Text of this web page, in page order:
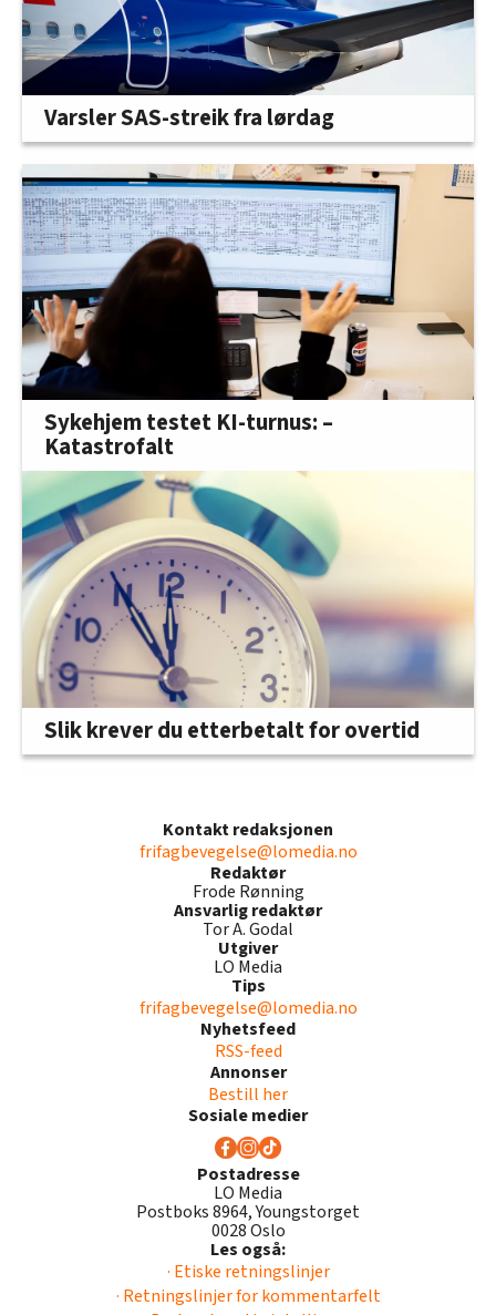
Varsler SAS-streik fra lørdag
Sykehjem testet KI-turnus: –
Katastrofalt
Slik krever du etterbetalt for overtid
Kontakt redaksjonen
frifagbevegelse@lomedia.no
Redaktør
Frode Rønning
Ansvarlig redaktør
Tor A. Godal
Utgiver
LO Media
Tips
frifagbevegelse@lomedia.no
Nyhetsfeed
RSS-feed
Annonser
Bestill her
Sosiale medier
Postadresse
LO Media
Postboks 8964, Youngstorget
0028 Oslo
Les også:
· Etiske retningslinjer
· Retningslinjer for kommentarfelt